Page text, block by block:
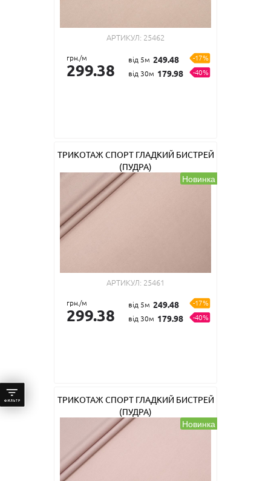
АРТИКУЛ: 25462
грн./м
299.38
від 5м 249.48
-17%
від 30м 179.98 -40%
ТРИКОТАЖ СПОРТ ГЛАДКИЙ БИСТРЕЙ
(ПУДРА)
Новинка
АРТИКУЛ: 25461
грн./м
299.38
від 5м 249.48
-17%
від 30м 179.98 -40%
ТРИКОТАЖ СПОРТ ГЛАДКИЙ БИСТРЕЙ
(ПУДРА)
Новинка